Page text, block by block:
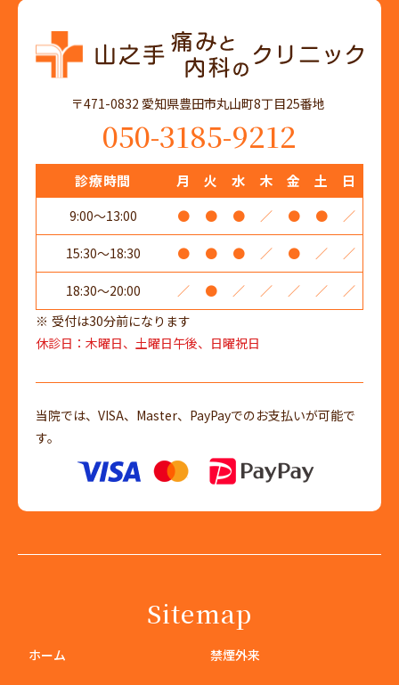
〒471-0832 愛知県豊田市丸山町8丁目25番地
050-3185-9212
診療時間 月 火 水 木 金 土 日
9:00～13:00 ● ● ● ／ ● ● ／
15:30～18:30 ● ● ● ／ ● ／ ／
18:30～20:00 ／ ● ／ ／ ／ ／
／
受付は30分前になります
休診日：木曜日、土曜日午後、日曜祝日
当院では、VISA、Master、PayPayでのお支払いが可能で
す。
Sitemap
ホーム 禁煙外来